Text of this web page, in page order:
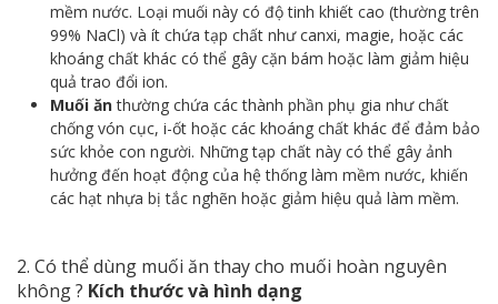
mềm nước. Loại muối này có độ tinh khiết cao (thường trên
99% NaCl) và ít chứa tạp chất như canxi, magie, hoặc các
khoáng chất khác có thể gây cặn bám hoặc làm giảm hiệu
quả trao đổi ion.
Muối ănthường chứa các thành phần phụ gia như chất
chống vón cục, i-ốt hoặc các khoáng chất khác để đảm bảo
sức khỏe con người. Những tạp chất này có thể gây ảnh
hưởng đến hoạt động của hệ thống làm mềm nước, khiến
các hạt nhựa bị tắc nghẽn hoặc giảm hiệu quả làm mềm.
2. Có thể dùng muối ăn thay cho muối hoàn nguyên
không ? Kích thước và hình dạng